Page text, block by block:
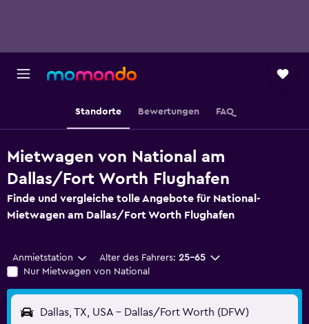
Standorte Bewertungen FAQ
Mietwagen von National am
Dallas/Fort Worth Flughafen
Finde und vergleiche tolle Angebote für National-
Mietwagen am Dallas/Fort Worth Flughafen
Anmietstation Alter des Fahrers: 25-65
Nur Mietwagen von National
Dallas, TX, USA - Dallas/Fort Worth (DFW)